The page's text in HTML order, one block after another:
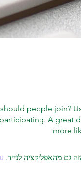
people join?
A great
more
גם מהאפליקציה לנייד.